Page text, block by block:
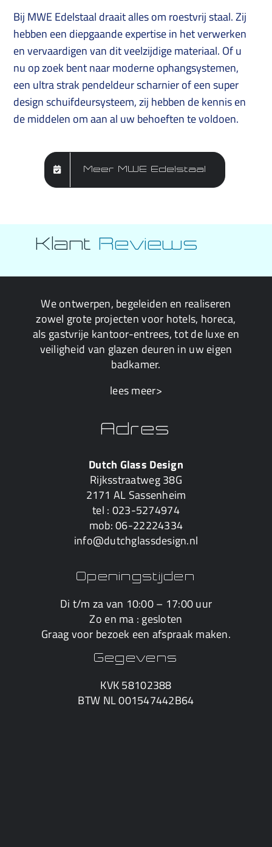
Bij MWE Edelstaal draait alles om roestvrij staal. Zij
hebben een diepgaande expertise in het verwerken
en vervaardigen van dit veelzijdige materiaal. Of u
nu op zoek bent naar moderne ophangsystemen,
een ultra strak pendeldeur scharnier of een super
design schuifdeursysteem, zij hebben de kennis en
de middelen om aan al uw behoeften te voldoen.
Meer MWE Edelstaal
KlantReviews
We ontwerpen, begeleiden en realiseren
zowel grote projecten voor hotels, horeca,
als gastvrije kantoor-entrees, tot de luxe en
veiligheid van glazen deuren in uw eigen
badkamer.
lees meer>
Adres
Dutch Glass Design
Rijksstraatweg 38G
2171 AL Sassenheim
tel : 023-5274974
mob:06-22224334
info@dutchglassdesign.nl
Openingstijden
Di t/m za van 10:00 – 17:00 uur
Zo en ma : gesloten
Graag voor bezoek een afspraak maken.
Gegevens
KVK 58102388
BTW NL 001547442B64